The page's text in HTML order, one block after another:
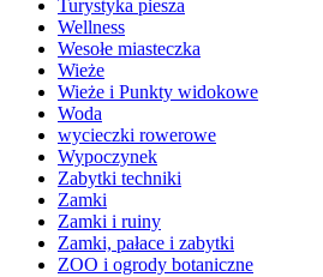
Turystyka piesza
Wellness
Wesołe miasteczka
Wieże
Wieże i Punkty widokowe
Woda
wycieczki rowerowe
Wypoczynek
Zabytki techniki
Zamki
Zamki i ruiny
Zamki, pałace i zabytki
ZOO i ogrody botaniczne